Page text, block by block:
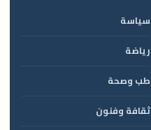
سياسة
رياضة
طب وصحة
ثقافة وفنون